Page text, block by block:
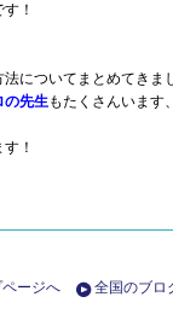
！
についてまとめてきま
の先生もたくさんいます
！
ージへ 全国のブロ